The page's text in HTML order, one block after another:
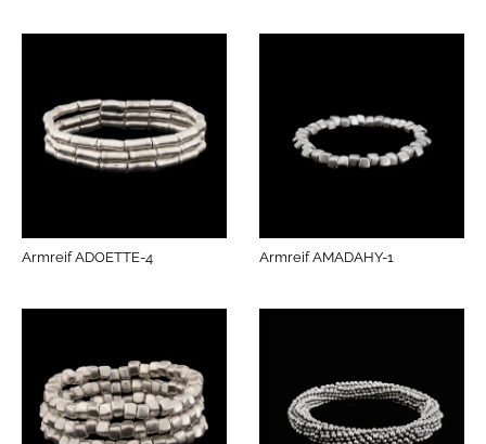
Armreif ADOETTE-4 Armreif AMADAHY-1